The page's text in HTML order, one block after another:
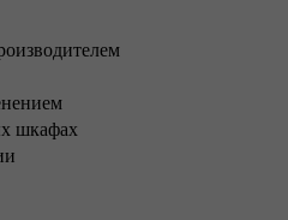
шкафах